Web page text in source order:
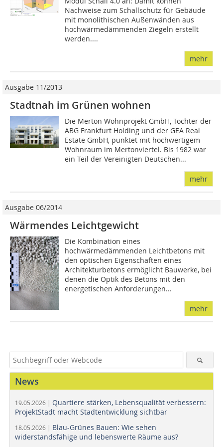
Nachweise zum Schallschutz für Gebäude
mit monolithischen Außenwänden aus
hochwärmedämmenden Ziegeln erstellt
werden....
mehr
Ausgabe 11/2013
Stadtnah im Grünen wohnen
Die Merton Wohnprojekt GmbH, Tochter der
ABG Frankfurt Holding und der GEA Real
Estate GmbH, punktet mit hochwertigem
Wohnraum im Mertonviertel. Bis 1982 war
ein Teil der Vereinigten Deutschen...
mehr
Ausgabe 06/2014
Wärmendes Leichtgewicht
Die Kombination eines
hochwärmedämmenden Leichtbetons mit
den optischen Eigenschaften eines
Architekturbetons ermöglicht Bauwerke, bei
denen die Optik des Betons mit den
energetischen Anforderungen...
mehr
News
19.05.2026 | Quartiere stärken, Lebensqualität verbessern:
ProjektStadt macht Stadtentwicklung sichtbar
18.05.2026 | Blau-Grünes Bauen: Wie sehen
widerstandsfähige und lebenswerte Räume aus?